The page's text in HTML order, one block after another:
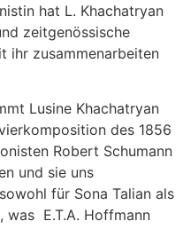
hat L. Khachatryan
zeitgenössische
ihr zusammenarbeiten
Lusine Khachatryan
des 1856
Robert Schumann
und sie uns
für Sona Talian als
was E.T.A. Hoffmann